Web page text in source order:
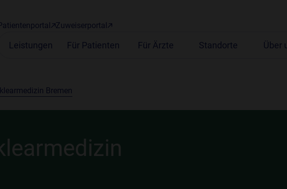
Zuweiserportal
Leistungen Für Patienten Für Ärzte Standorte Über
Bremen